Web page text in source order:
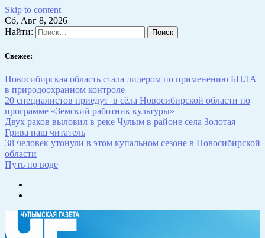
Skip to content
Сб, Авг 8, 2026
Найти:
Свежее:
Новосибирская область стала лидером по применению БПЛА
в природоохранном контроле
20 специалистов приедут в сёла Новосибирской области по
программе «Земский работник культуры»
Двух раков выловил в реке Чулым в районе села Золотая
Грива наш читатель
38 человек утонули в этом купальном сезоне в Новосибирской
области
Путь по воде